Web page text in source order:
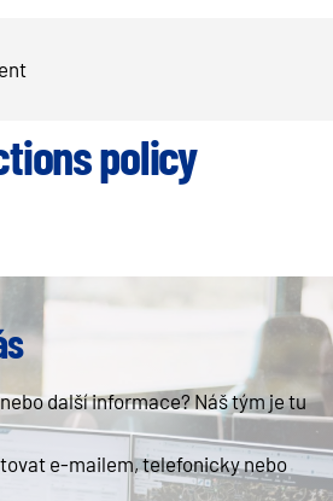
policy
další informace? Náš tým je tu
e-mailem, telefonicky nebo